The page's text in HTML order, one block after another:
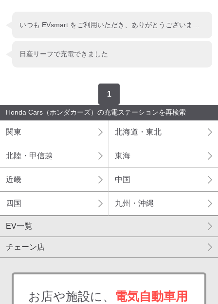
日産リーフで充電できました
1
Honda Cars（ホンダカーズ）の充電ステーションを再検索
関東 北海道・東北
北陸・甲信越 東海
近畿 中国
四国 九州・沖縄
EV一覧
チェーン店
お店や施設に、 電気自動車用